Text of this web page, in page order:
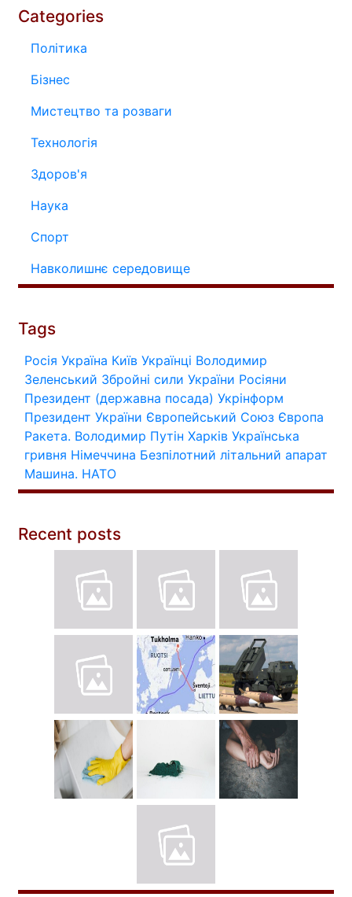
Categories
Політика
Бізнес
Мистецтво та розваги
Технологія
Здоров'я
Наука
Спорт
Навколишнє середовище
Tags
Росія Україна Київ Українці Володимир
Зеленський Збройні сили України Росіяни
Президент (державна посада) Укрінформ
Президент України Європейський Союз Європа
Ракета. Володимир Путін Харків Українська
гривня Німеччина Безпілотний літальний апарат
Машина. НАТО
Recent posts